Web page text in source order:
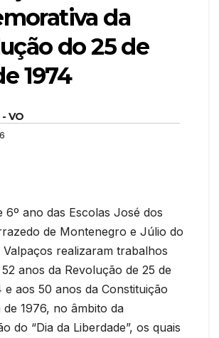
da
do 25 de
1974
VO
6º ano das Escolas José dos
de Montenegro e Júlio do
Valpaços realizaram trabalhos
anos da Revolução de 25 de
e aos 50 anos da Constituição
de 1976, no âmbito da
do “Dia da Liberdade”, os quais